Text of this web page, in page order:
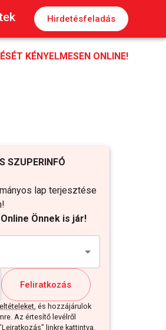
Hirdetésfeladás
KÉNYELMESEN ONLINE!
SZUPERINFÓ
lap terjesztése
Önnek is jár!
Feliratkozás
, és hozzájárulok
Az értesítő levélről
linkre kattintva.